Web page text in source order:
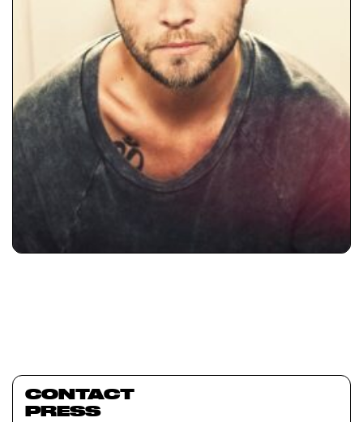
CONTACT
PRESS